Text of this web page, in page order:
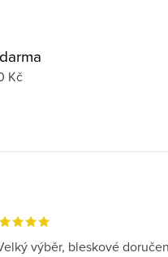
Kč
výběr, bleskové